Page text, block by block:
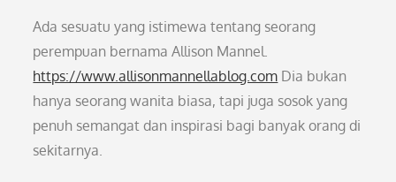
Ada sesuatu yang istimewa tentang seorang
perempuan bernama Allison Mannel.
https://www.allisonmannellablog.com Dia bukan
hanya seorang wanita biasa, tapi juga sosok yang
penuh semangat dan inspirasi bagi banyak orang di
sekitarnya.